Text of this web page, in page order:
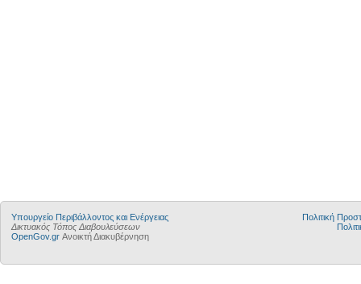
Yπουργείο Περιβάλλοντος και Ενέργειας
Δικτυακός Τόπος Διαβουλεύσεων
OpenGov.gr Ανοικτή Διακυβέρνηση
Πολιτική